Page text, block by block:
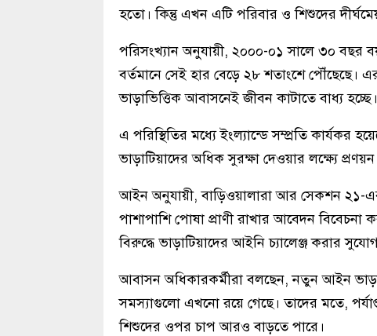
হতো। কিন্তু এখন এটি পরিবার ও শিশুদের
পরিসংখ্যান অনুযায়ী, ২০০০-০১ সালে ৩০ বছর
বর্তমানে সেই হার বেড়ে ২৮ শতাংশে পৌঁছেছে।
ভাড়াভিত্তিক আবাসনেই জীবন কাটাতে বাধ্য হচ্ছে।
এ পরিস্থিতির মধ্যে ইংল্যান্ডে সম্প্রতি কার্যকর
ভাড়াটিয়াদের অধিক সুরক্ষা দেওয়ার লক্ষ্যে
আইন অনুযায়ী, বাড়িওয়ালারা আর সেকশন ২১-
পাশাপাশি পোষা প্রাণী রাখার আবেদন বিবেচনা
বিরুদ্ধে ভাড়াটিয়াদের আইনি চ্যালেঞ্জ করার
আবাসন অধিকারকর্মীরা বলছেন, নতুন আইন
সমস্যাগুলো এখনো রয়ে গেছে। তাদের মতে,
শিশুদের ওপর চাপ আরও বাড়তে পারে।